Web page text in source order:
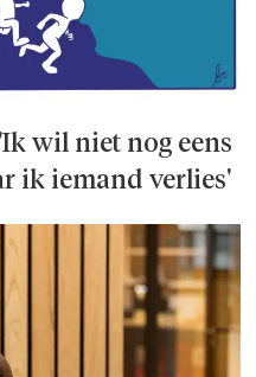
wil niet nog eens
ik iemand verlies'